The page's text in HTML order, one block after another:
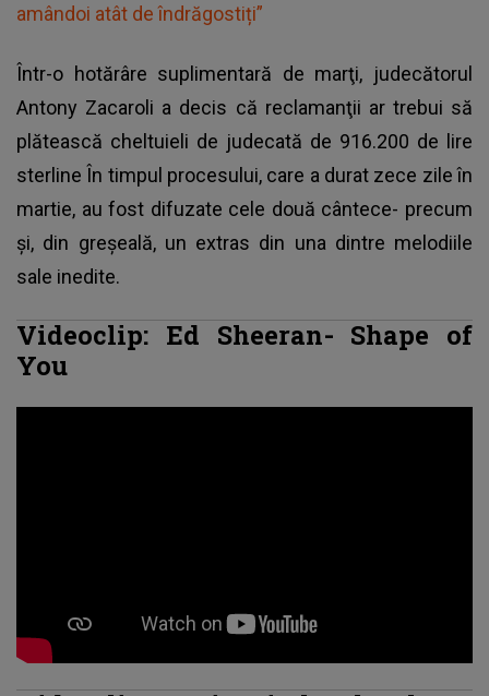
amândoi atât de îndrăgostiți”
Într-o hotărâre suplimentară de marţi, judecătorul
Antony Zacaroli a decis că reclamanţii ar trebui să
plătească cheltuieli de judecată de 916.200 de lire
sterline În timpul procesului, care a durat zece zile în
martie, au fost difuzate cele două cântece- precum
şi, din greşeală, un extras din una dintre melodiile
sale inedite.
Videoclip: Ed Sheeran- Shape of
You